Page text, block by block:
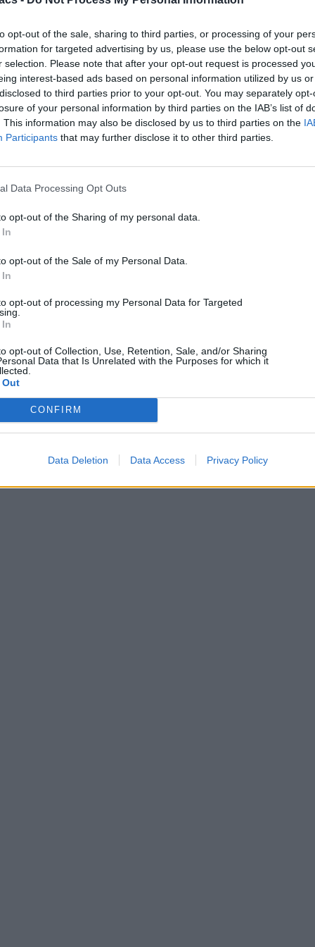
opt-out of the sale, sharing to third parties, or processing of your
for targeted advertising by us, please use the below opt-out
selection. Please note that after your opt-out request is processed
interest-based ads based on personal information utilized by us
to third parties prior to your opt-out. You may separately
of your personal information by third parties on the IAB’s list of
This information may also be disclosed by us to third parties on the
Participants that may further disclose it to other third parties.
Data Processing Opt Outs
opt-out of the Sharing of my personal data.
opt-out of the Sale of my Personal Data.
opt-out of processing my Personal Data for Targeted
opt-out of Collection, Use, Retention, Sale, and/or Sharing
Data that Is Unrelated with the Purposes for which it
CONFIRM
Data Deletion Data Access Privacy Policy